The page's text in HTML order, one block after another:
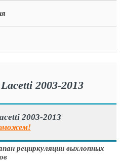
Lacetti 2003-2013
2003-2013
рециркуляции выхлопных